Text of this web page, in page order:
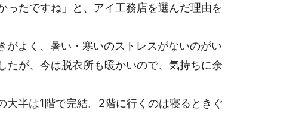
たですね」と、アイ工務店を選んだ理由を
よく、暑い・寒いのストレスがないのがい
たが、今は脱衣所も暖かいので、気持ちに余
半は1階で完結。2階に行くのは寝るときぐ